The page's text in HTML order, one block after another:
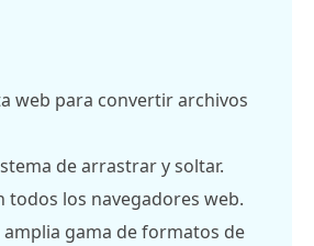
web para convertir archivos
de arrastrar y soltar.
todos los navegadores web.
gama de formatos de